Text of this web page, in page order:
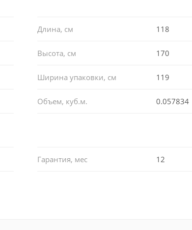
Длина, см 118
Высота, см 170
Ширина упаковки, см 119
Объем, куб.м. 0.057834
Гарантия, мес 12